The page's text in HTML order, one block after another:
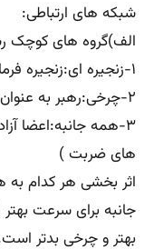
شبکه های ارتباطی:
الف)گروه های کوچک
۱-زنجیره ای:زنجیره فرماندهی رسمی وجود دارد
۲-چرخی:رهبر به عنوان کانون و مرکز ارتباطات است.
۳-همه جانبه:اعضا
های ضربت )
اثر بخشی هر کدام
جانبه برای سرعت
بهتر و چرخی بدتر